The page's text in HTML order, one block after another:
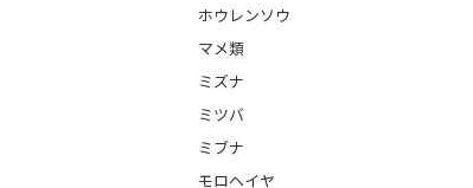
ホウレンソウ
マメ類
ミズナ
ミツバ
ミブナ
モロヘイヤ